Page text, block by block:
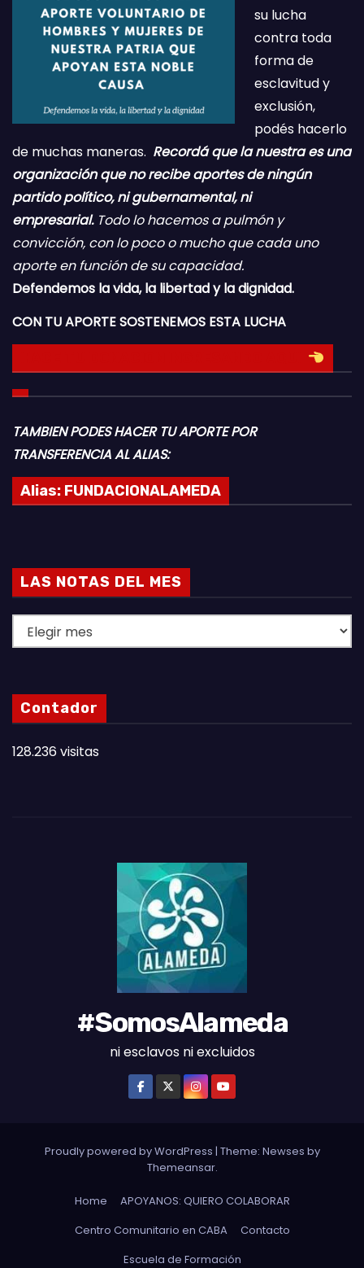
su lucha
contra toda
forma de
esclavitud y
exclusión,
podés hacerlo
de muchas maneras. Recordá que la nuestra es una
organización que no recibe aportes de ningún
partido político, ni gubernamental, ni
empresarial.Todo lo hacemos a pulmón y
convicción, con lo poco o mucho que cada uno
aporte en función de su capacidad.
Defendemos la vida, la libertad y la dignidad.
CON TU APORTE SOSTENEMOS ESTA LUCHA
TAMBIEN PODES HACER TU APORTE POR
TRANSFERENCIA AL ALIAS:
Alias: FUNDACIONALAMEDA
LAS NOTAS DEL MES
A
N
O
A
Contador
128.236 visitas
#SomosAlameda
ni esclavos ni excluidos
Proudly powered by WordPress | Theme: Newses by
Themeansar.
Home
APOYANOS: QUIERO COLABORAR
Centro Comunitario en CABA
Contacto
Escuela de Formación